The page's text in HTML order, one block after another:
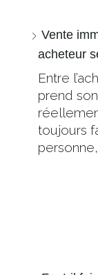
Vente
acheteur
Entre
prend
toujours